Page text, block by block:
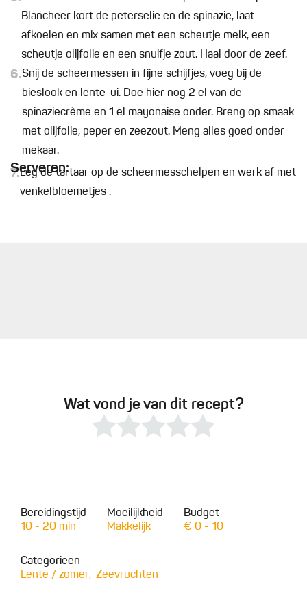
Blancheer kort de peterselie en de spinazie, laat
afkoelen en mix samen met een scheutje melk, een
scheutje olijfolie en een snuifje zout. Haal door de zeef.
6.Snij de scheermessen in fijne schijfjes, voeg bij de
bieslook en lente-ui. Doe hier nog 2 el van de
spinaziecrème en 1 el mayonaise onder. Breng op smaak
met olijfolie, peper en zeezout. Meng alles goed onder
mekaar.
Serveren:
7.Leg de tartaar op de scheermesschelpen en werk af met
venkelbloemetjes .
Wat vond je van dit recept?
Bereidingstijd
10 - 20 min
Moeilijkheid
Makkelijk
Budget
€ 0 - 10
Categorieën
Lente / zomer
Zeevruchten